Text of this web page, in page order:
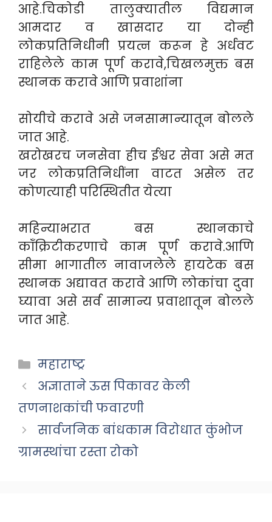
आहे.चिकोडी तालुक्यातील विद्यमान
आमदार व खासदार या दोन्ही
लोकप्रतिनिधीनी प्रयत्न करून हे अर्धवट
राहिलेले काम पूर्ण करावे,चिखलमुक्त बस
स्थानक करावे आणि प्रवाशांना
सोयीचे करावे असे जनसामान्यातून बोलले
जात आहे.
खरोखरच जनसेवा हीच ईश्वर सेवा असे मत
जर लोकप्रतिनिधींना वाटत असेल तर
कोणत्याही परिस्थितीत येत्या
महिन्याभरात बस स्थानकाचे
कॉंक्रिटीकरणाचे काम पूर्ण करावे.आणि
सीमा भागातील नावाजलेले हायटेक बस
स्थानक अद्यावत करावे आणि लोकांचा दुवा
घ्यावा असे सर्व सामान्य प्रवाशातून बोलले
जात आहे.
Categories
महाराष्ट्र
अज्ञाताने ऊस पिकावर केली
तणनाशकांची फवारणी
सार्वजनिक बांधकाम विरोधात कुंभोज
ग्रामस्थांचा रस्ता रोको